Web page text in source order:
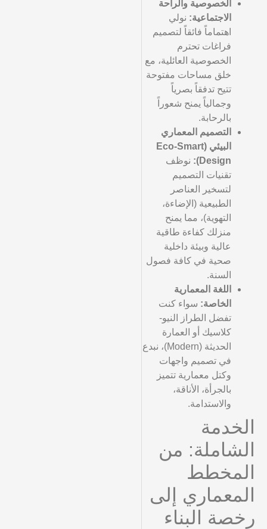
الخصوصية والراحة
الاجتماعية: نولي
اهتماماً فائقاً لتصميم
فراغات تحترم
الخصوصية العائلية، مع
خلق مساحات مفتوحة
تتيح تدفقاً بصرياً
وجمالياً يمنح شعوراً
بالرحابة.
التصميم المعماري
البيئي (Eco-Smart
Design):
نوظف
تقنيات التصميم
لتسخير العناصر
الطبيعية (الإضاءة،
التهوية)، مما يمنح
منزلك كفاءة طاقية
عالية وبيئة داخلية
صحية في كافة فصول
السنة.
اللغة المعمارية
الخاصة: سواء كنت
تفضل الطراز النيو-
كلاسيك أو العمارة
الحديثة (Modern)، نبدع
في تصميم واجهات
وكتل معمارية تتميز
بالجرأة، الأناقة،
والاستدامة.
الخدمة
الشاملة: من
المخطط
المعماري إلى
رخصة البناء